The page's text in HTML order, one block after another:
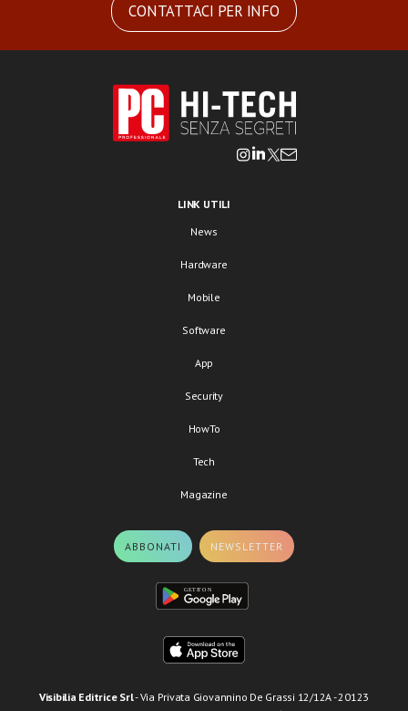
CONTATTACI PER INFO
LINK UTILI
News
Hardware
Mobile
Software
App
Security
HowTo
Tech
Magazine
ABBONATI NEWSLETTER
Visibilia Editrice Srl- Via Privata Giovannino De Grassi 12/12A - 20123